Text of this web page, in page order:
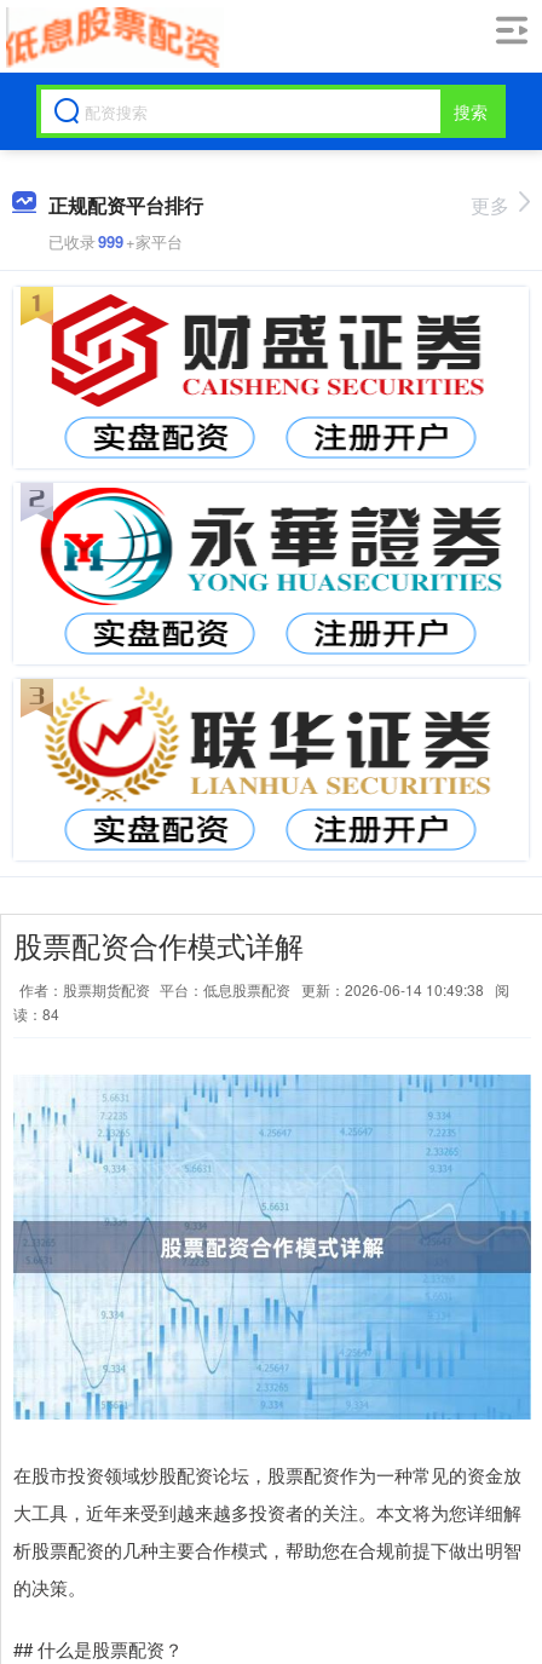
搜索
正规配资平台排行
已收录999+家平台
更多
股票配资合作模式详解
作者：股票期货配资 平台：低息股票配资 更新：2026-06-14 10:49:38
阅
读：84
在股市投资领域炒股配资论坛，股票配资作为一种常见的资金放
大工具，近年来受到越来越多投资者的关注。本文将为您详细解
析股票配资的几种主要合作模式，帮助您在合规前提下做出明智
的决策。
## 什么是股票配资？